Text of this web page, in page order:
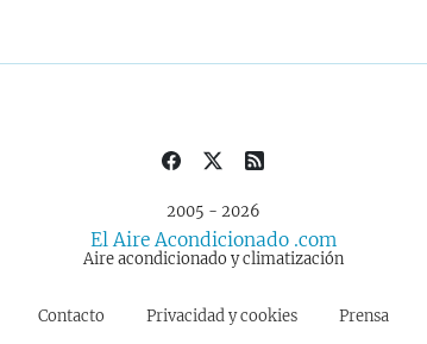
2005 - 2026
El Aire Acondicionado .com
Aire acondicionado y climatización
Contacto Privacidad y cookies Prensa